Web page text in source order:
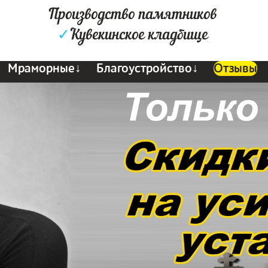
Производство памятников
✓Кувекинское кладбище
Мраморные↓ Благоустройство↓ Отзывы